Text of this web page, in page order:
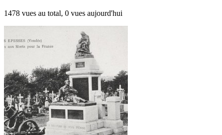
1478 vues au total, 0 vues aujourd'hui